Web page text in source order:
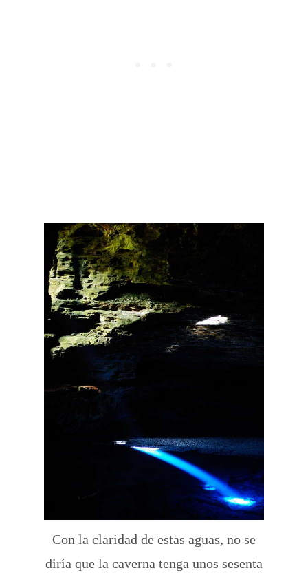
Con la claridad de estas aguas, no se
diría que la caverna tenga unos sesenta